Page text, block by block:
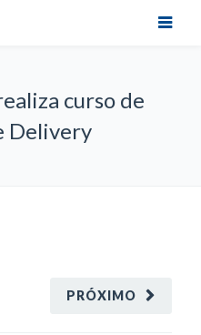
curso de
Delivery
PRÓXIMO